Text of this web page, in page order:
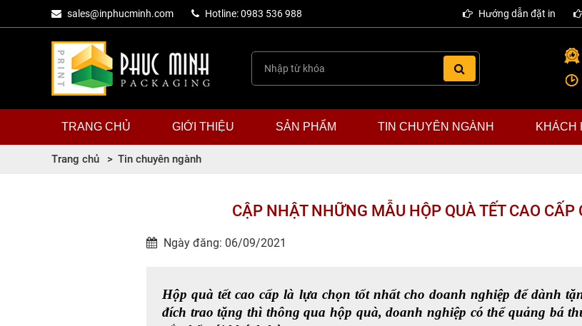
sales@inphucminh.com Hotline: 0983 536 988 Hướng dẫn đặt in
TRANG CHỦ GIỚI THIỆU SẢN PHẨM TIN CHUYÊN NGÀNH KHÁCH
Trang chủ Tin chuyên ngành
CẬP NHẬT NHỮNG MẪU HỘP QUÀ TẾT CAO CẤP
Ngày đăng: 06/09/2021
Hộp quà tết cao cấp là lựa chọn tốt nhất cho doanh nghiệp để dành
đích trao tặng thì thông qua hộp quà, doanh nghiệp có thể quảng bá